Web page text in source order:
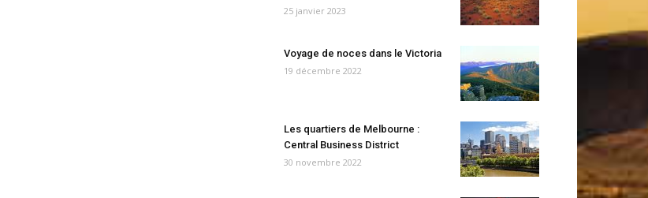
25 janvier 2023
Voyage de noces dans le Victoria
19 décembre 2022
Les quartiers de Melbourne :
Central Business District
30 novembre 2022